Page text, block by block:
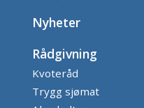
Nyheter
Rådgivning
Kvoteråd
Trygg sjømat